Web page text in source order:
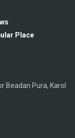
Place
Beadan Pura, Karol